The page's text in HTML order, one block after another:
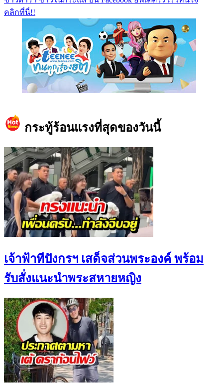
คลิกที่นี่!!
กระทู้ร้อนแรงที่สุดของวันนี้
เจ้าฟ้าทีปังกรฯ เสด็จส่วนพระองค์ พร้อม
รับสั่งแนะนำพระสหายหญิง